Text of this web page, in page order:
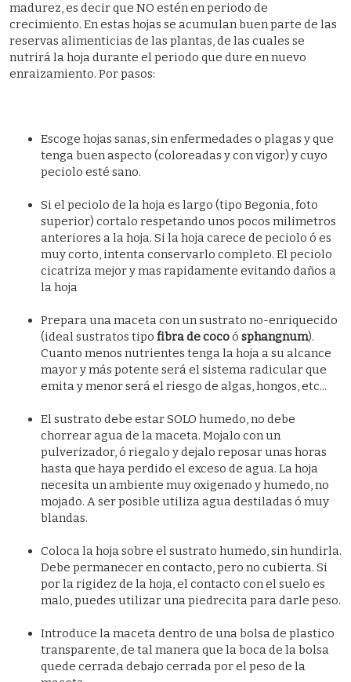
madurez, es decir que NO estén en periodo de
crecimiento. En estas hojas se acumulan buen parte de las
reservas alimenticias de las plantas, de las cuales se
nutrirá la hoja durante el periodo que dure en nuevo
enraizamiento. Por pasos:
Escoge hojas sanas, sin enfermedades o plagas y que
tenga buen aspecto (coloreadas y con vigor) y cuyo
peciolo esté sano.
Si el peciolo de la hoja es largo (tipo Begonia, foto
superior) cortalo respetando unos pocos milimetros
anteriores a la hoja. Si la hoja carece de peciolo ó es
muy corto, intenta conservarlo completo. El peciolo
cicatriza mejor y mas rapidamente evitando daños a
la hoja
Prepara una maceta con un sustrato no-enriquecido
(ideal sustratos tipo fibra de cocoó sphangnum).
Cuanto menos nutrientes tenga la hoja a su alcance
mayor y más potente será el sistema radicular que
emita y menor será el riesgo de algas, hongos, etc...
El sustrato debe estar SOLO humedo, no debe
chorrear agua de la maceta. Mojalo con un
pulverizador, ó riegalo y dejalo reposar unas horas
hasta que haya perdido el exceso de agua. La hoja
necesita un ambiente muy oxigenado y humedo, no
mojado. A ser posible utiliza agua destiladas ó muy
blandas.
Coloca la hoja sobre el sustrato humedo, sin hundirla.
Debe permanecer en contacto, pero no cubierta. Si
por la rigidez de la hoja, el contacto con el suelo es
malo, puedes utilizar una piedrecita para darle peso.
Introduce la maceta dentro de una bolsa de plastico
transparente, de tal manera que la boca de la bolsa
quede cerrada debajo cerrada por el peso de la